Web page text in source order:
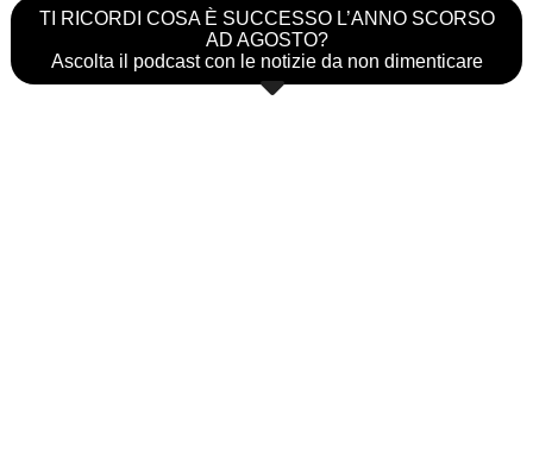
TI RICORDI COSA È SUCCESSO L’ANNO SCORSO
AD AGOSTO?
Ascolta il podcast con le notizie da non dimenticare